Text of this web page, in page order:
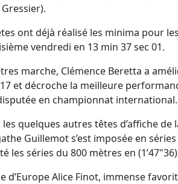
ont déjà réalisé les minima pour
vendredi en 13 min 37 sec 01.
marche, Clémence Beretta a
et décroche la meilleure
en championnat international.
quelques autres têtes d’affiche
Guillemot s’est imposée en
les séries du 800 mètres en
d’Europe Alice Finot, immense